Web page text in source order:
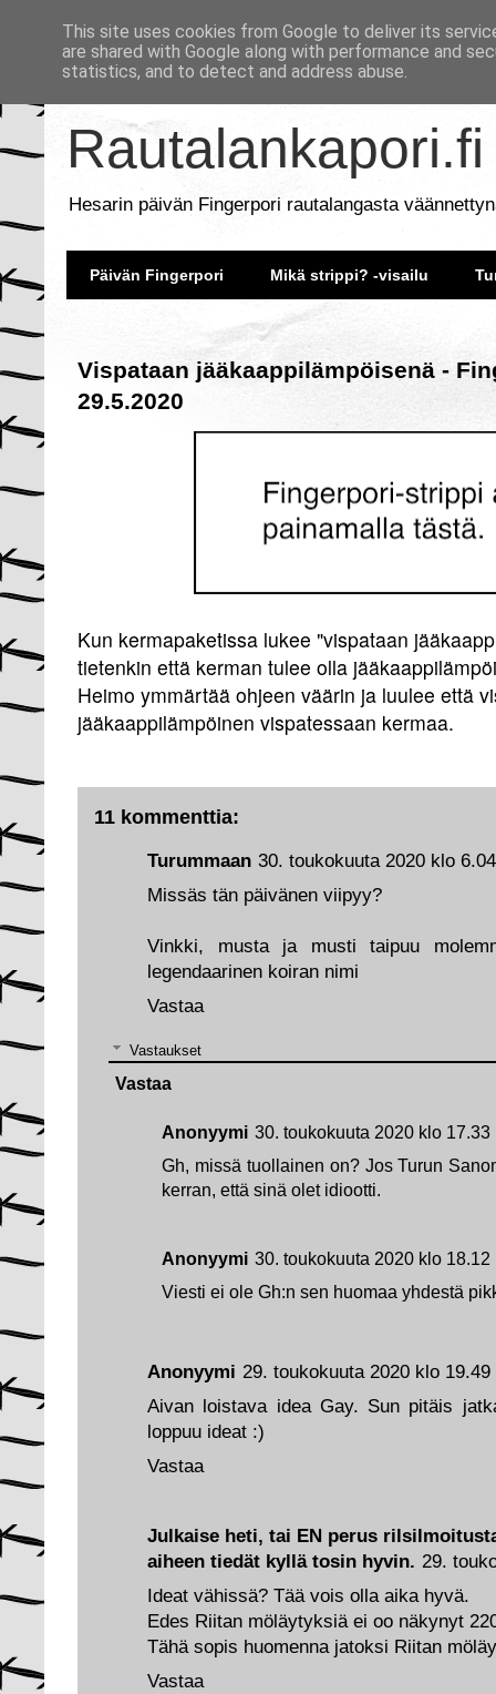
Rautalankapori.fi
Hesarin päivän Fingerpori rautalangasta
Päivän Fingerpori Mikä strippi? -visailu
Vispataan jääkaappilämpöisenä -
29.5.2020
Kun kermapaketissa lukee "vispataan
tietenkin että kerman tulee olla
Heimo ymmärtää ohjeen väärin ja luulee että
jääkaappilämpöinen vispatessaan kermaa.
11 kommenttia:
Julkaise heti, tai EN perus
aiheen tiedät kyllä tosin hyvin. 29.
Ideat vähissä? Tää vois olla aika hyvä.
Edes Riitan möläytyksiä ei oo näkynyt
Tähä sopis huomenna jatoksi Riitan
Vastaa
Anonyymi 29. toukokuuta 2020 klo 19.49
Aivan loistava idea Gay. Sun pitäis
loppuu ideat :)
Vastaa
Turummaan 30. toukokuuta 2020 klo 6.04
Missäs tän päivänen viipyy?
Vinkki, musta ja musti taipuu
legendaarinen koiran nimi
Vastaa
Vastaukset
Anonyymi 30. toukokuuta 2020 klo 17.33
Gh, missä tuollainen on? Jos Turun
kerran, että sinä olet idiootti.
Anonyymi 30. toukokuuta 2020 klo 18.12
Viesti ei ole Gh:n sen huomaa yhdestä
Vastaa
This site uses cookies from Google to deliver its
are shared with Google along with performance and
statistics, and to detect and address abuse.